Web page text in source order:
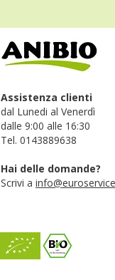
Assistenza clienti
dal Lunedi al Venerdì
dalle 9:00 alle 16:30
Tel. 0143889638
Hai delle domande?
Scrivi a